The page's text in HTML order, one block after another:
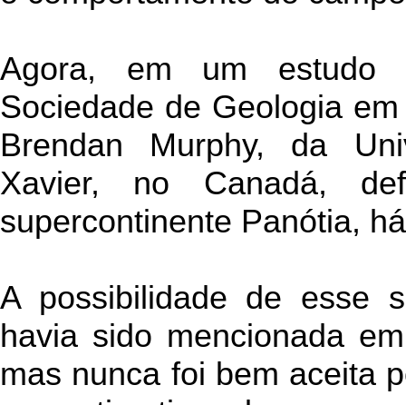
Agora, em um estudo
Sociedade de Geologia
Brendan Murphy, da
Xavier, no Canadá,
supercontinente Panótia,
A possibilidade de esse
havia sido mencionada
mas nunca foi bem aceita